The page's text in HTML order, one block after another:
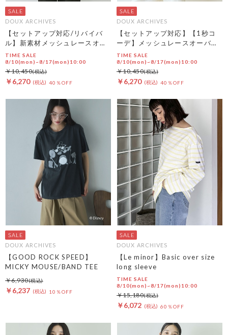
DOUX ARCHIVES
【セットアップ対応/リバイバ
ル】新素材メッシュレースオー
バーシャツ
TIME SALE
8/10(mon)~8/17(mon)10:00
￥6,270 40％OFF
￥10,450
DOUX ARCHIVES
【セットアップ対応】【1秒コ
ーデ】メッシュレースオーバー
シャツ
TIME SALE
8/10(mon)~8/17(mon)10:00
￥6,270 40％OFF
￥10,450
DOUX ARCHIVES
【GOOD ROCK SPEED】
MICKY MOUSE/BAND TEE
￥6,237 10％OFF
￥6,930
DOUX ARCHIVES
【Le minor】Basic over size
long sleeve
TIME SALE
8/10(mon)~8/17(mon)10:00
￥6,072 60％OFF
￥15,180